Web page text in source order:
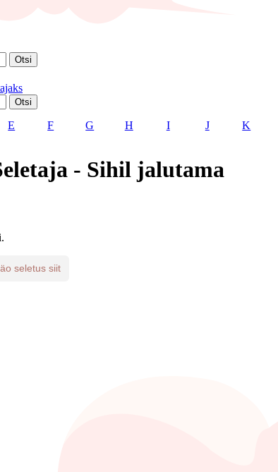
Otsi
Otsi
E F G H I J K
- Sihil jalutama
seletus siit